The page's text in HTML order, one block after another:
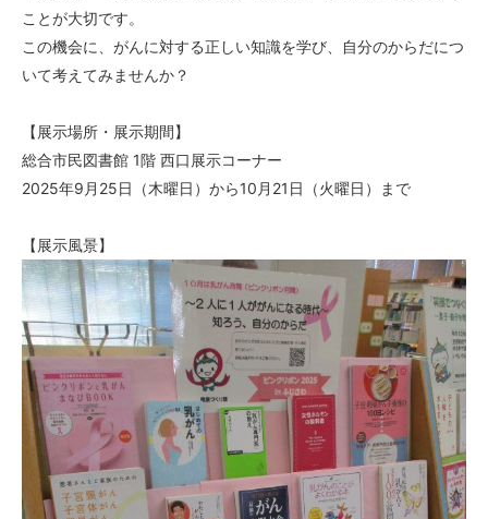
ことが大切です。
この機会に、がんに対する正しい知識を学び、自分のからだにつ
いて考えてみませんか？
【展示場所・展示期間】
総合市民図書館 1階 西口展示コーナー
2025年9月25日（木曜日）から10月21日（火曜日）まで
【展示風景】